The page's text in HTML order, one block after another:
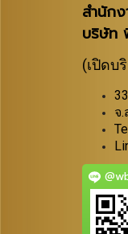
สำนัก
บริษัท
(เปิดบ
จ